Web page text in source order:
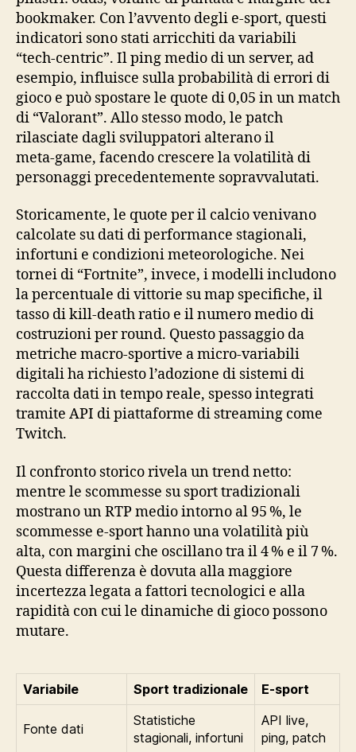
bookmaker. Con l’avvento degli e‑sport, questi
indicatori sono stati arricchiti da variabili
“tech‑centric”. Il ping medio di un server, ad
esempio, influisce sulla probabilità di errori di
gioco e può spostare le quote di 0,05 in un match
di “Valorant”. Allo stesso modo, le patch
rilasciate dagli sviluppatori alterano il
meta‑game, facendo crescere la volatilità di
personaggi precedentemente sopravvalutati.
Storicamente, le quote per il calcio venivano
calcolate su dati di performance stagionali,
infortuni e condizioni meteorologiche. Nei
tornei di “Fortnite”, invece, i modelli includono
la percentuale di vittorie su map specifiche, il
tasso di kill‑death ratio e il numero medio di
costruzioni per round. Questo passaggio da
metriche macro‑sportive a micro‑variabili
digitali ha richiesto l’adozione di sistemi di
raccolta dati in tempo reale, spesso integrati
tramite API di piattaforme di streaming come
Twitch.
Il confronto storico rivela un trend netto:
mentre le scommesse su sport tradizionali
mostrano un RTP medio intorno al 95 %, le
scommesse e‑sport hanno una volatilità più
alta, con margini che oscillano tra il 4 % e il 7 %.
Questa differenza è dovuta alla maggiore
incertezza legata a fattori tecnologici e alla
rapidità con cui le dinamiche di gioco possono
mutare.
Variabile Sport tradizionale E‑sport
Fonte dati
Statistiche
stagionali, infortuni
API live,
ping, patch